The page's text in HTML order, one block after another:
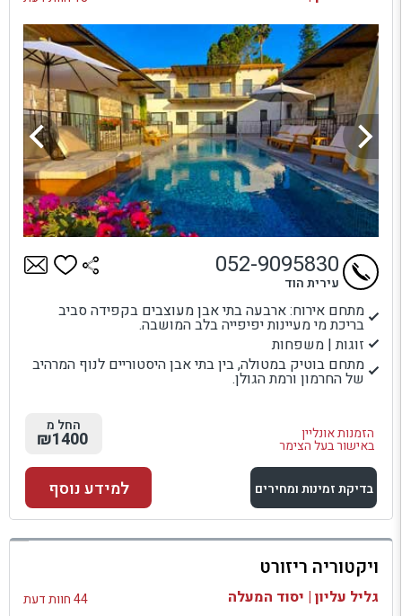
מתחם אירוח: ארבעה בתי אבן מעוצבים בקפידה סביב
בריכת מי מעיינות יפיפייה בלב המושבה.
זוגות | משפחות
מתחם בוטיק במטולה, בין בתי אבן היסטוריים לנוף המרהיב
של החרמון ורמת הגולן.
הזמנות אונליין
באישור בעל הצימר
052-9095830
עירית הוד
החל מ
₪1400
בדיקת זמינות ומחירים
למתחם זה
בדיקת זמינות ומחירים
למידע נוסף
ויקטוריה ריזורט
גליל עליון | יסוד המעלה 44 חוות דעת